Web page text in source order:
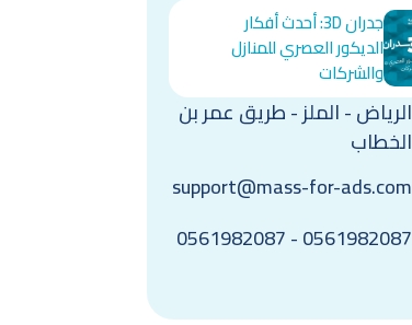
جدران 3D: أحدث أفكار
الديكور العصري للمنازل
والشركات
الرياض - الملز - طريق عمر بن
الخطاب
support@mass-for-ads.com
0561982087 - 0561982087